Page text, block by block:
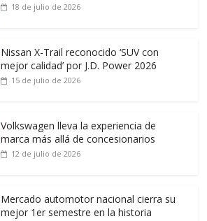
18 de julio de 2026
Nissan X-Trail reconocido ‘SUV con
mejor calidad’ por J.D. Power 2026
15 de julio de 2026
Volkswagen lleva la experiencia de
marca más allá de concesionarios
12 de julio de 2026
Mercado automotor nacional cierra su
mejor 1er semestre en la historia